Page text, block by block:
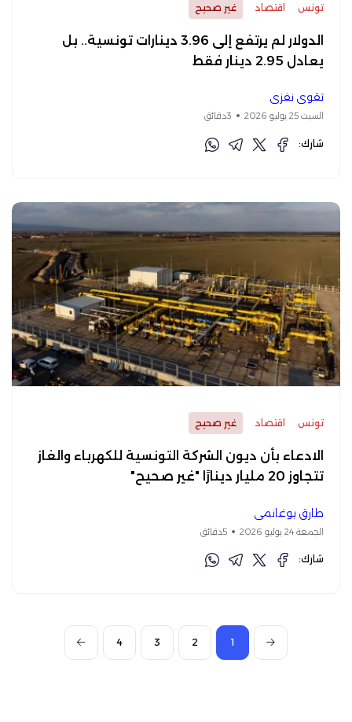
تونس اقتصاد غير صحيح
الدولار لم يرتفع إلى 3.96 دينارات تونسية.. بل
يعادل 2.95 دينار فقط
تقوى نفزي
السبت 25 يوليو 2026 3دقائق
شارك:
تونس اقتصاد غير صحيح
الادعاء بأن ديون الشركة التونسية للكهرباء والغاز
تتجاوز 20 مليار دينارًا "غير صحيح"
طارق بوغانمي
الجمعة 24 يوليو 2026 5دقائق
شارك:
1
2
3
4